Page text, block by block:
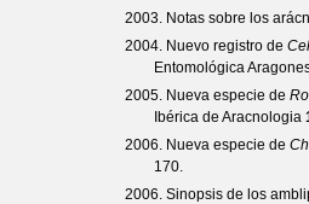
2003. Notas sobre los
2004. Nuevo registro de
Entomológica
2005. Nueva especie de
Ibérica de Aracnologia
2006. Nueva especie de
170.
2006. Sinopsis de los